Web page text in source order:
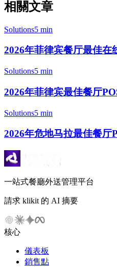
相關文章
Solutions5 min
2026年菲律宾餐厅最佳在
Solutions5 min
2026年菲律宾最佳餐厅
Solutions5 min
2026年危地马拉最佳餐厅
一站式餐廳外送管理平台
請求 klikit 的 AI 摘要
核心
儀表板
銷售點